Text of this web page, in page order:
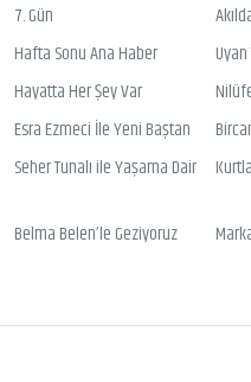
7. Gün
Hafta Sonu Ana Haber
Hayatta Her Şey Var
Esra Ezmeci İle Yeni Baştan
Seher Tunalı ile Yaşama Dair
Belma Belen’le Geziyoruz